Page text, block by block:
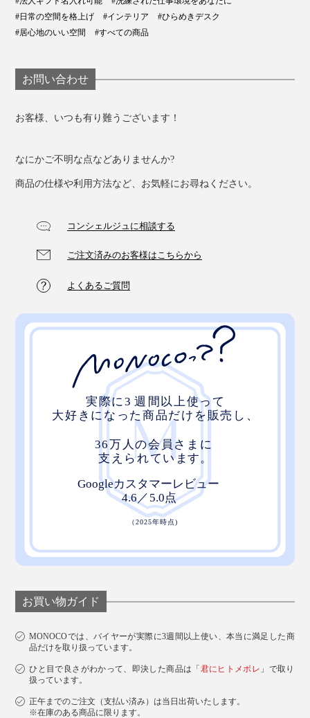
#日常の空間を格上げ
#インテリア
#ひらめきデスク
#居心地のいい空間
#すべての商品
お問い合わせ
お客様、いつも有り難うございます！
なにかご不明な点などありませんか?
商品の仕様や利用方法など、お気軽にお尋ねください。
コンシェルジュに相談する
ご注文済みのお客様はこちらから
よくあるご質問
お買い物ガイド
MONOCOでは、バイヤーが実際に3週間以上使い、本当に満足した商
品だけを取り扱っています。
ひと目で良さがわかって、即決した商品は「君にヒトメボレ 」で取り
扱っています。
正午までのご注文（支払い済み）は当日出荷いたします。
※在庫のある商品に限ります。